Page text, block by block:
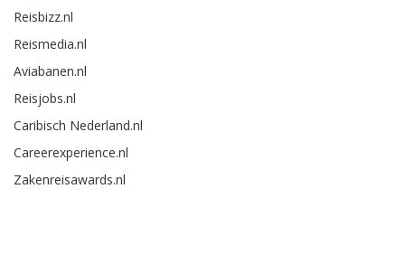
Reisbizz.nl
Reismedia.nl
Aviabanen.nl
Reisjobs.nl
Caribisch Nederland.nl
Careerexperience.nl
Zakenreisawards.nl